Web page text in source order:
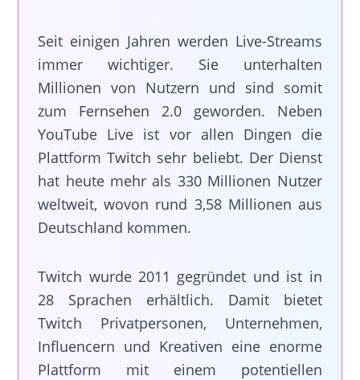
Seit einigen Jahren werden Live-Streams
immer wichtiger. Sie unterhalten
Millionen von Nutzern und sind somit
zum Fernsehen 2.0 geworden. Neben
YouTube Live ist vor allen Dingen die
Plattform Twitch sehr beliebt. Der Dienst
hat heute mehr als 330 Millionen Nutzer
weltweit, wovon rund 3,58 Millionen aus
Deutschland kommen.
Twitch wurde 2011 gegründet und ist in
28 Sprachen erhältlich. Damit bietet
Twitch Privatpersonen, Unternehmen,
Influencern und Kreativen eine enorme
Plattform mit einem potentiellen